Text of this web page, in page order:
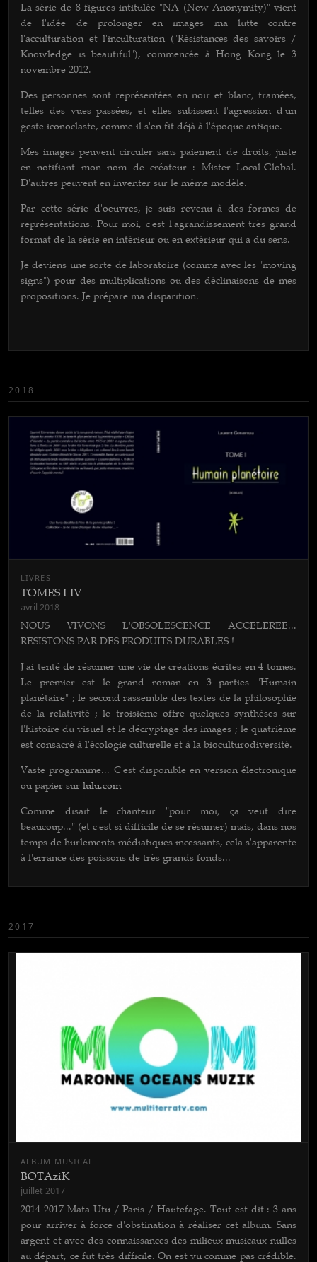
La série de 8 figures intitulée "NA (New Anonymity)" vient
de l'idée de prolonger en images ma lutte contre
l'acculturation et l'inculturation ("Résistances des savoirs /
Knowledge is beautiful"), commencée à Hong Kong le 3
novembre 2012.
Des personnes sont représentées en noir et blanc, tramées,
telles des vues passées, et elles subissent l'agression d'un
geste iconoclaste, comme il s'en fit déjà à l'époque antique.
Mes images peuvent circuler sans paiement de droits, juste
en notifiant mon nom de créateur : Mister Local-Global.
D'autres peuvent en inventer sur le même modèle.
Par cette série d'oeuvres, je suis revenu à des formes de
représentations. Pour moi, c'est l'agrandissement très grand
format de la série en intérieur ou en extérieur qui a du sens.
Je deviens une sorte de laboratoire (comme avec les "moving
signs") pour des multiplications ou des déclinaisons de mes
propositions. Je prépare ma disparition.
2018
LIVRES
TOMES I-IV
avril 2018
NOUS VIVONS L'OBSOLESCENCE ACCELEREE...
RESISTONS PAR DES PRODUITS DURABLES !
J'ai tenté de résumer une vie de créations écrites en 4 tomes.
Le premier est le grand roman en 3 parties "Humain
planétaire" ; le second rassemble des textes de la philosophie
de la relativité ; le troisième offre quelques synthèses sur
l'histoire du visuel et le décryptage des images ; le quatrième
est consacré à l'écologie culturelle et à la bioculturodiversité.
Vaste programme... C'est disponible en version électronique
ou papier sur lulu.com
Comme disait le chanteur "pour moi, ça veut dire
beaucoup..." (et c'est si difficile de se résumer) mais, dans nos
temps de hurlements médiatiques incessants, cela s'apparente
à l'errance des poissons de très grands fonds...
2017
ALBUM MUSICAL
BOTAziK
juillet 2017
2014-2017 Mata-Utu / Paris / Hautefage. Tout est dit : 3 ans
pour arriver à force d'obstination à réaliser cet album. Sans
argent et avec des connaissances des milieux musicaux nulles
au départ, ce fut très difficile. On est vu comme pas crédible.